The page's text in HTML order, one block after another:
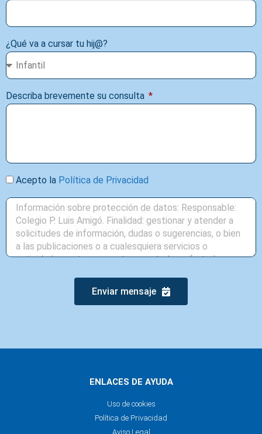
¿Qué va a cursar tu hij@?
Describa brevemente su consulta
Acepto la Política de Privacidad
Enviar mensaje
ENLACES DE AYUDA
Uso de cookies
Política de Privacidad
Aviso Legal